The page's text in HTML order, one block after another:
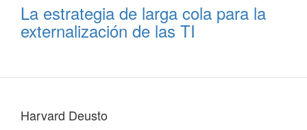
La estrategia de larga cola para la
externalización de las TI
Harvard Deusto